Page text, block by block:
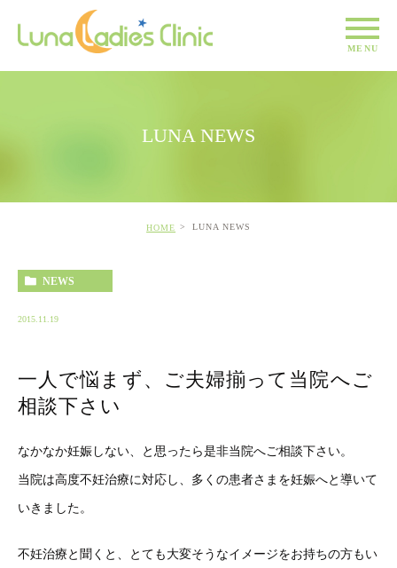
LUNA NEWS
HOME LUNA NEWS
NEWS
2015.11.19
一人で悩まず、ご夫婦揃って当院へご
相談下さい
なかなか妊娠しない、と思ったら是非当院へご相談下さい。
当院は高度不妊治療に対応し、多くの患者さまを妊娠へと導いて
いきました。
不妊治療と聞くと、とても大変そうなイメージをお持ちの方もい